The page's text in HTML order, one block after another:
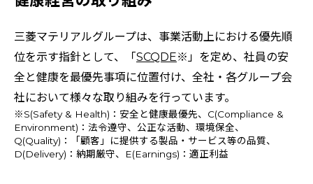
三菱マテリアルグループは、事業活動上における優先順
位を示す指針として、「SCQDE※」を定め、社員の安
全と健康を最優先事項に位置付け、全社・各グループ会
社において様々な取り組みを行っています。
※S(Safety & Health)：安全と健康最優先、C(Compliance &
Environment)：法令遵守、公正な活動、環境保全、
Q(Quality)：「顧客」に提供する製品・サービス等の品質、
D(Delivery)：納期厳守、E(Earnings)：適正利益